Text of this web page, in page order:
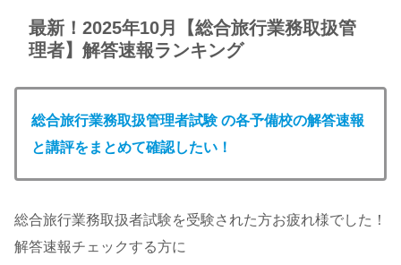
最新！2025年10月【総合旅行業務取扱管
理者】解答速報ランキング
総合旅行業務取扱管理者試験 の各予備校の解答速報
と講評をまとめて確認したい！
総合旅行業務取扱者試験を受験された方お疲れ様でした！
解答速報チェックする方に